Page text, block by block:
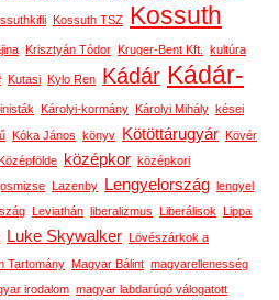
Kossuth TSZ Kossuth
Krisztyán Tódor Kruger-Bent Kft. kultúra
Kutasi Kylo Ren Kádár Kádár-
Károlyi-kormány Károlyi Mihály kései
Kóka János könyv Kötöttárugyár
Kövér
Középfölde középkor középkori
Lazenby Lengyelország
lengyel
Leviathán liberalizmus Liberálisok
Lippa
Luke Skywalker
Lövészárkok a
Tartomány Magyar Bálint magyarellenesség
irodalom magyar labdarúgó válogatott